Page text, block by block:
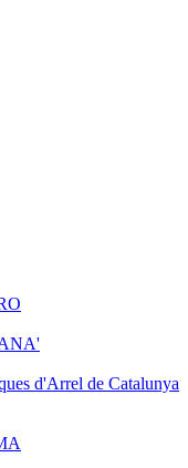
d'Arrel de Catalunya